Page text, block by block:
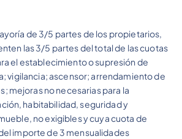
de 3/5 partes de los propietarios,
las 3/5 partes del total de las cuotas
el establecimiento o supresión de
vigilancia; ascensor; arrendamiento de
mejoras no necesarias para la
habitabilidad, seguridad y
no exigibles y cuya cuota de
importe de 3 mensualidades